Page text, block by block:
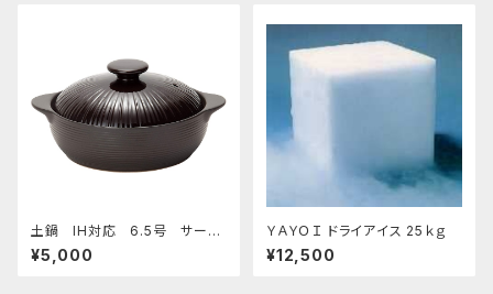
土鍋 IH対応 6.5号 サーマ
テック チョコレート
¥5,000
ＹＡＹＯＩ ドライアイス 25ｋｇ
¥12,500